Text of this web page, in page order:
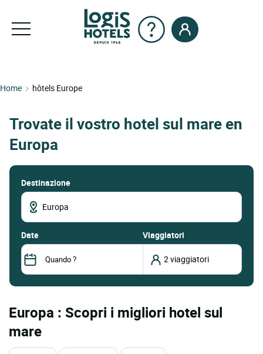
Home hôtels Europe
Trovate il vostro hotel sul mare en
Europa
Destinazione
date Viaggiatori
Europa : Scopri i migliori hotel sul
mare